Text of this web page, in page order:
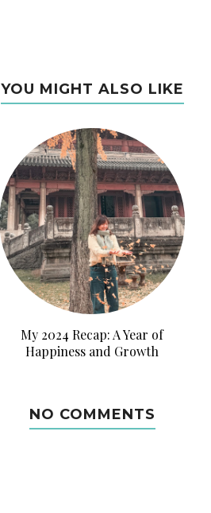
YOU MIGHT ALSO LIKE
My 2024 Recap: A Year of
Happiness and Growth
NO COMMENTS